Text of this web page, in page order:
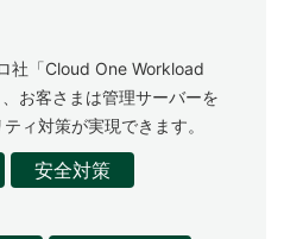
社「Cloud One Workload
お客さまは管理サーバーを
ィ対策が実現できます。
安全対策